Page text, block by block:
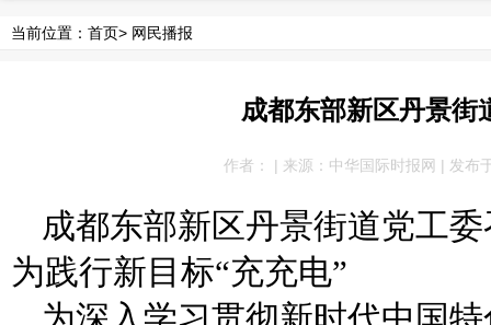
当前位置： 首页> 网民播报
成都东部新区丹景街
作者： | 来源：中华国际时报网 | 发
成都东部新区丹景街道党工
为践行新目标“充充电”